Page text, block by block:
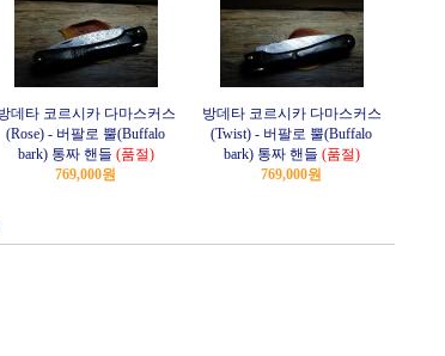
데타 코르시카 다마스커스
(Rose) - 버팔로 뿔(Buffalo
bark) 통짜 핸들 (품절)
769,000원
방데타 코르시카 다마스커스
(Twist) - 버팔로 뿔(Buffalo
bark) 통짜 핸들 (품절)
769,000원